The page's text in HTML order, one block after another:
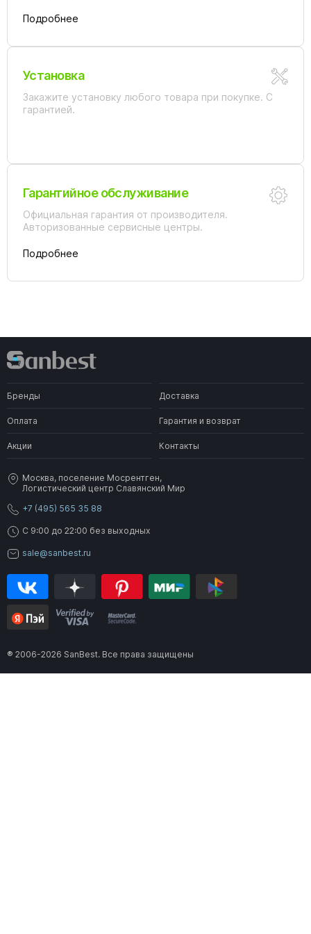
Подробнее
Установка
Закажите установку любого товара при покупке. С
гарантией.
Гарантийное обслуживание
Официальная гарантия от производителя.
Авторизованные сервисные центры.
Подробнее
Бренды Доставка
Оплата Гарантия и возврат
Акции Контакты
Москва, поселение Мосрентген,
Логистический центр Славянский Мир
+7 (495) 565 35 88
C 9:00 до 22:00 без выходных
sale@sanbest.ru
® 2006-2026 SanBest. Все права защищены